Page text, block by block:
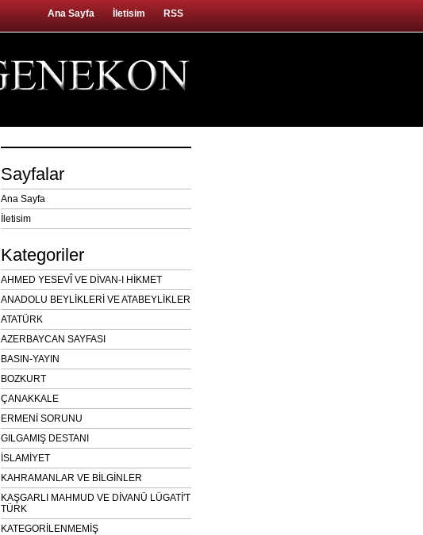
Ana Sayfa İletisim RSS
Sayfalar
Ana Sayfa
İletisim
Kategoriler
AHMED YESEVÎ VE DİVAN-I HİKMET
ANADOLU BEYLİKLERİ VE ATABEYLİKLER
ATATÜRK
AZERBAYCAN SAYFASI
BASIN-YAYIN
BOZKURT
ÇANAKKALE
ERMENİ SORUNU
GILGAMIŞ DESTANI
İSLAMİYET
KAHRAMANLAR VE BİLGİNLER
KAŞGARLI MAHMUD VE DİVANÜ LÜGATİ'T
TÜRK
KATEGORİLENMEMİŞ